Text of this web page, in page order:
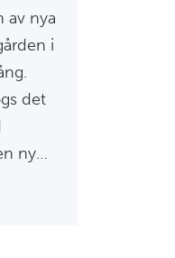
av nya
i
det
ny